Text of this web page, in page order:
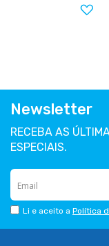
Newsletter
RECEBA AS
ESPECIAIS.
Li e aceito a Política